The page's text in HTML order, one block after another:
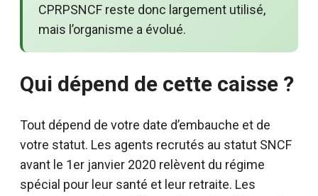
CPRPSNCF reste donc largement utilisé,
mais l’organisme a évolué.
Qui dépend de cette caisse ?
Tout dépend de votre date d’embauche et de
votre statut. Les agents recrutés au statut SNCF
avant le 1er janvier 2020 relèvent du régime
spécial pour leur santé et leur retraite. Les